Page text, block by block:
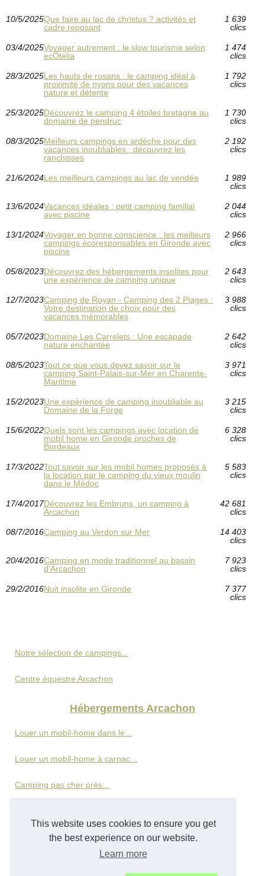
This website uses cookies to ensure you get
the best experience on our website.
Learn more
10/5/2025Que faire au lac de christus ? activités et
cadre reposant
1 639
clics
03/4/2025Voyager autrement : le slow tourisme selon
ecÔtelia
1 474
clics
28/3/2025Les hauts de rosans : le camping idéal à
proximité de nyons pour des vacances
nature et détente
1 792
clics
25/3/2025Découvrez le camping 4 étoiles bretagne au
domaine de pendruc
1 730
clics
08/3/2025Meilleurs campings en ardèche pour des
vacances inoubliables : découvrez les
ranchisses
2 192
clics
21/6/2024Les meilleurs campings au lac de vendée
1 989
clics
13/6/2024Vacances idéales : petit camping familial
avec piscine
2 044
clics
13/1/2024Voyager en bonne conscience : les meilleurs
campings écoresponsables en Gironde avec
piscine
2 966
clics
05/8/2023Découvrez des hébergements insolites pour
une expérience de camping unique
2 643
clics
12/7/2023Camping de Royan - Camping des 2 Plages :
Votre destination de choix pour des
vacances mémorables
3 988
clics
05/7/2023Domaine Les Carrelets : Une escapade
nature enchantée
2 642
clics
08/5/2023Tout ce que vous devez savoir sur le
camping Saint-Palais-sur-Mer en Charente-
Maritime
3 971
clics
15/2/2023Une expérience de camping inoubliable au
Domaine de la Forge
3 215
clics
15/6/2022Quels sont les campings avec location de
mobil home en Gironde proches de
Bordeaux
6 328
clics
17/3/2022Tout savoir sur les mobil homes proposés à
la location par le camping du vieux moulin
dans le Médoc
5 583
clics
17/4/2017Découvrez les Embruns, un camping à
Arcachon
42 681
clics
08/7/2016Camping au Verdon sur Mer
14 403
clics
20/4/2016Camping en mode traditionnel au bassin
d'Arcachon
7 923
clics
29/2/2016Nuit insolite en Gironde
7 377
clics
Notre sélection de campings...
Centre équestre Arcachon
Hébergements Arcachon
Louer un mobil-home dans le...
Louer un mobil-home à carnac...
Camping pas cher près...
Le naturisme en famille : une...